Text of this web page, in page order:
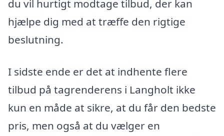
du vil hurtigt modtage tilbud, der kan
hjælpe dig med at træffe den rigtige
beslutning.
I sidste ende er det at indhente flere
tilbud på tagrenderens i Langholt ikke
kun en måde at sikre, at du får den bedste
pris, men også at du vælger en